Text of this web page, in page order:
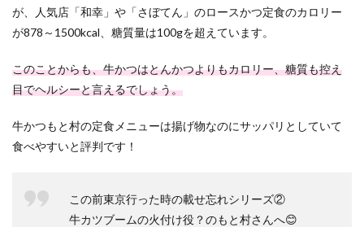
が、人気店「和幸」や「さぼてん」のロースかつ定食のカロリー
が878～1500kcal、糖質量は100gを超えています。
このことからも、牛かつはとんかつよりもカロリー、糖質も控え
目でヘルシーと言えるでしょう。
牛かつもと村の定食メニューは揚げ物なのにサッパリとしていて
食べやすいと評判です！
この前東京行った時の載せ忘れシリーズ②
牛カツブームの火付け役？のもと村さんへ😊